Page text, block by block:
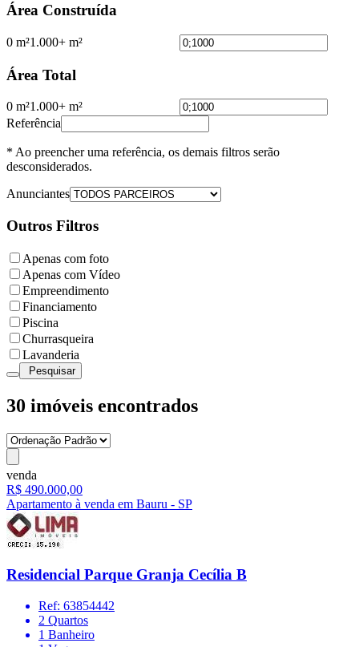
Área Construída
0 m²1.000+ m²
Área Total
0 m²1.000+ m²
Referência
* Ao preencher uma referência, os demais filtros serão
desconsiderados.
Anunciantes
Outros Filtros
Apenas com foto
Apenas com Vídeo
Empreendimento
Financiamento
Piscina
Churrasqueira
Lavanderia
Pesquisar
30 imóveis encontrados
venda
R$ 490.000,00
Apartamento à venda em Bauru - SP
Residencial Parque Granja Cecília B
Ref: 63854442
2 Quartos
1 Banheiro